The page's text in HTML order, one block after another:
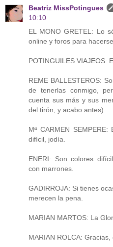
Beatriz MissPotingues
10:10
EL MONO GRETEL: Lo
online y foros para
POTINGUILES VIAJEOS:
REME BALLESTEROS:
de tenerlas conmigo,
cuenta sus más y sus
del tirón, y acabo antes)
Mª CARMEN
difícil, jodía.
ENERI: Son colores
con marrones.
GADIRROJA: Si tienes
merecen la pena.
MARIAN MARTOS: La
MARIAN ROLCA: Gracias,